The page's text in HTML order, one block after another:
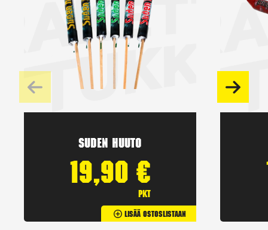
Suden huuto
19,90 €
pkt
Lisää Ostoslistaan